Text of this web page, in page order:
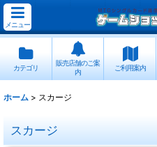
メニュー
カテゴリ
販売店舗のご案
内
ご利用案内
ホーム > スカージ
スカージ